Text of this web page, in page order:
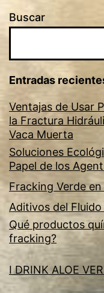
Buscar
Entradas
Ventajas de Usar
la Fractura
Vaca Muerta
Soluciones
Papel de los
Fracking Verde
Aditivos del
Qué productos
fracking?
I DRINK ALOE